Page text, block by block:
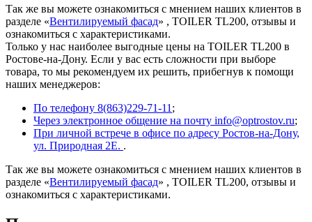
Так же вы можете ознакомиться с мнением наших клиентов в
разделе «Вентилируемый фасад» , TOILER TL200, отзывы и
ознакомиться с характеристиками.
Только у нас наиболее выгодные цены на TOILER TL200 в
Ростове-на-Дону. Если у вас есть сложности при выборе
товара, то мы рекомендуем их решить, прибегнув к помощи
наших менеджеров:
По телефону 8(863)229-71-11 ;
Через электронное общение на почту info@optrostov.ru;
При личной встрече в офисе по адресу Ростов-на-Дону,
ул. Природная 2Е. .
Так же вы можете ознакомиться с мнением наших клиентов в
разделе «Вентилируемый фасад» , TOILER TL200, отзывы и
ознакомиться с характеристиками.